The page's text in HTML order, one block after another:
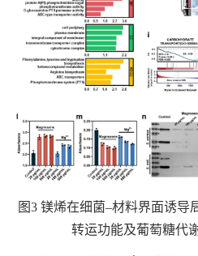
图3 镁烯在细菌–材料界面诱导
转运功能及葡萄糖代